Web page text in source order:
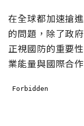
在全球都加速搶
的問題，除了政
正視國防的重要
業能量與國際合